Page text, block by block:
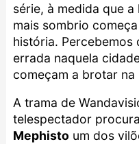
série, à medida que
mais sombrio
história. Percebemos
errada naquela
começam a brotar na
A trama de
telespectador
Mephisto um dos